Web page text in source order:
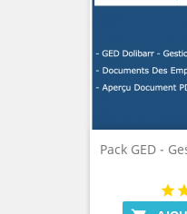
Pack GED -